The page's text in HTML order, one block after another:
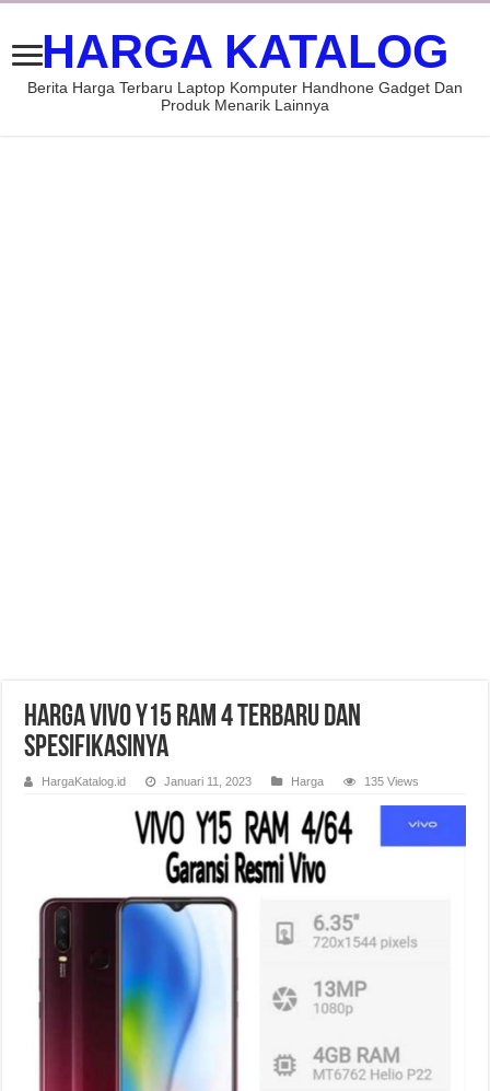
HARGA KATALOG
Berita Harga Terbaru Laptop Komputer Handhone Gadget Dan
Produk Menarik Lainnya
Harga Vivo Y15 RAM 4 Terbaru dan
Spesifikasinya
HargaKatalog.id Januari 11, 2023 Harga 135 Views